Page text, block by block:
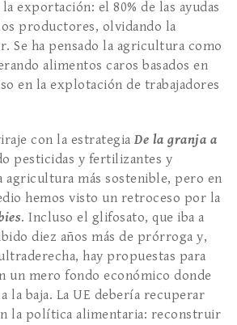
exportación: el 80% de las ayudas
productores, olvidando la
Se ha pensado la agricultura como
alimentos caros basados en
en la explotación de trabajadores
con la estrategia De la granja a
pesticidas y fertilizantes y
agricultura más sostenible, pero en
hemos visto un retroceso por la
. Incluso el glifosato, que iba a
diez años más de prórroga y,
hay propuestas para
un mero fondo económico donde
la baja. La UE debería recuperar
la política alimentaria: reconstruir